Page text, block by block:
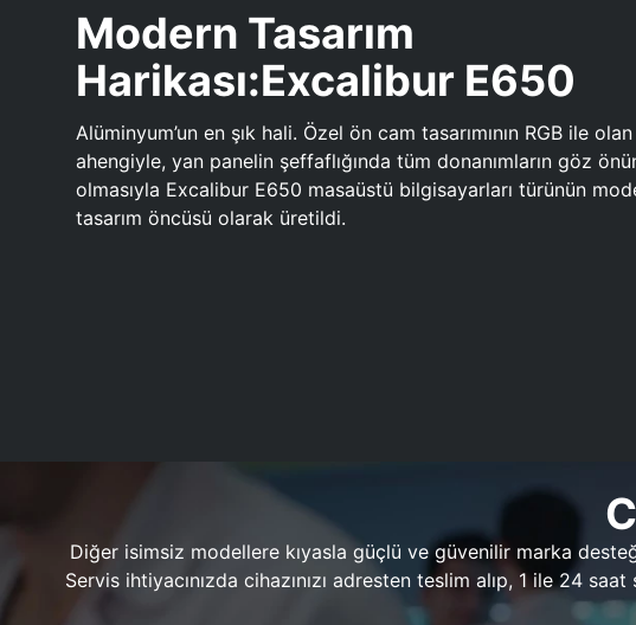
Modern Tasarım
Harikası:Excalibur E650
Alüminyum’un en şık hali. Özel ön cam tasarımının RGB ile olan
ahengiyle, yan panelin şeffaflığında tüm donanımların göz
olmasıyla Excalibur E650 masaüstü bilgisayarları türünün
tasarım öncüsü olarak üretildi.
Diğer isimsiz modellere kıyasla güçlü ve güvenilir marka
Servis ihtiyacınızda cihazınızı adresten teslim alıp, 1 ile 24